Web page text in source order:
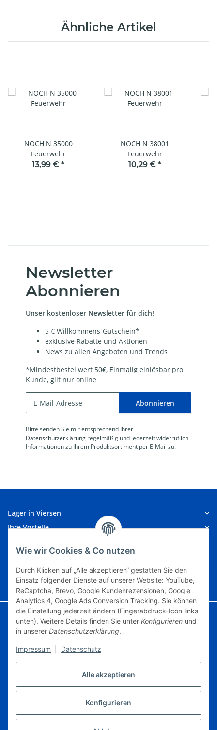
Alle akzeptieren
Konfigurieren
Wie wir Cookies & Co nutzen
Durch Klicken auf „Alle akzeptieren“ gestatten Sie den
Einsatz folgender Dienste auf unserer Website: YouTube,
ReCaptcha, Brevo, Google Kundenrezensionen, Google
Analytics 4, Google Ads Conversion Tracking. Sie können
die Einstellung jederzeit ändern (Fingerabdruck-Icon links
unten). Weitere Details finden Sie unter Konfigurieren und
in unserer Datenschutzerklärung.
Impressum Datenschutz
Ähnliche Artikel
NOCH N 35000
Feuerwehr
13,99 € *
NOCH N 38001
Feuerwehr
10,29 € *
Newsletter
Abonnieren
Unser kostenloser Newsletter für dich!
5 € Willkommens-Gutschein*
exklusive Rabatte und Aktionen
News zu allen Angeboten und Trends
*Mindestbestellwert 50€, Einmalig einlösbar pro
Kunde, gilt nur online
Abonnieren
Bitte senden Sie mir entsprechend Ihrer
Datenschutzerklärung regelmäßig und jederzeit widerruflich
Informationen zu Ihrem Produktsortiment per E-Mail zu.
Lager in Viersen
Ihre Vorteile
Unsere Partner
Vertrag widerrufen
Google Analytics deaktivieren Status: Opt-Out-Cookie ist nicht gesetzt
(Tracking aktiv)
Differenzbesteuerung, ein Ausweis der Mehrwertsteuer auf der Rechnung erfolgt
nicht., zzgl.
Versand
Erklärung zur Barrierefreiheit Datenschutz AGB
Sitemap